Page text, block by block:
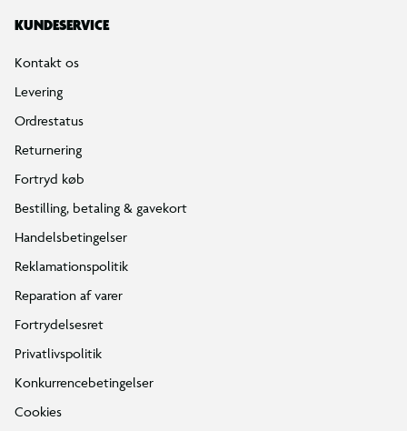
KUNDESERVICE
Kontakt os
Levering
Ordrestatus
Returnering
Fortryd køb
Bestilling, betaling & gavekort
Handelsbetingelser
Reklamationspolitik
Reparation af varer
Fortrydelsesret
Privatlivspolitik
Konkurrencebetingelser
Cookies